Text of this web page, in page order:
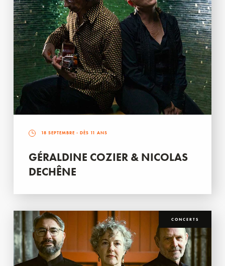
18 SEPTEMBRE - DÈS 11 ANS
GÉRALDINE COZIER & NICOLAS
DECHÊNE
CONCERTS